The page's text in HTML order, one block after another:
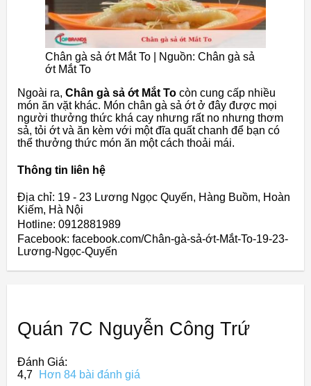
Chân gà sả ớt Mắt To | Nguồn: Chân gà sả
ớt Mắt To
Ngoài ra, Chân gà sả ớt Mắt To còn cung cấp nhiều
món ăn vặt khác. Món chân gà sả ớt ở đây được mọi
người thưởng thức khá cay nhưng rất no nhưng thơm
sả, tỏi ớt và ăn kèm với một đĩa quất chanh để bạn có
thể thưởng thức món ăn một cách thoải mái.
Thông tin liên hệ
Địa chỉ: 19 - 23 Lương Ngọc Quyến, Hàng Buồm, Hoàn
Kiếm, Hà Nội
Hotline: 0912881989
Facebook: facebook.com/Chân-gà-sả-ớt-Mắt-To-19-23-
Lương-Ngọc-Quyến
Quán 7C Nguyễn Công Trứ
Đánh Giá:
4,7
Hơn 84 bài đánh giá